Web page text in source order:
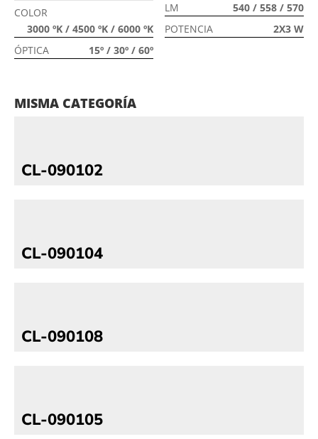
COLOR
3000 ºK / 4500 ºK / 6000 ºK
ÓPTICA
15º / 30º / 60º
LM
540 / 558 / 570
POTENCIA
2X3 W
MISMA CATEGORÍA
CL-090102
CL-090104
CL-090108
CL-090105